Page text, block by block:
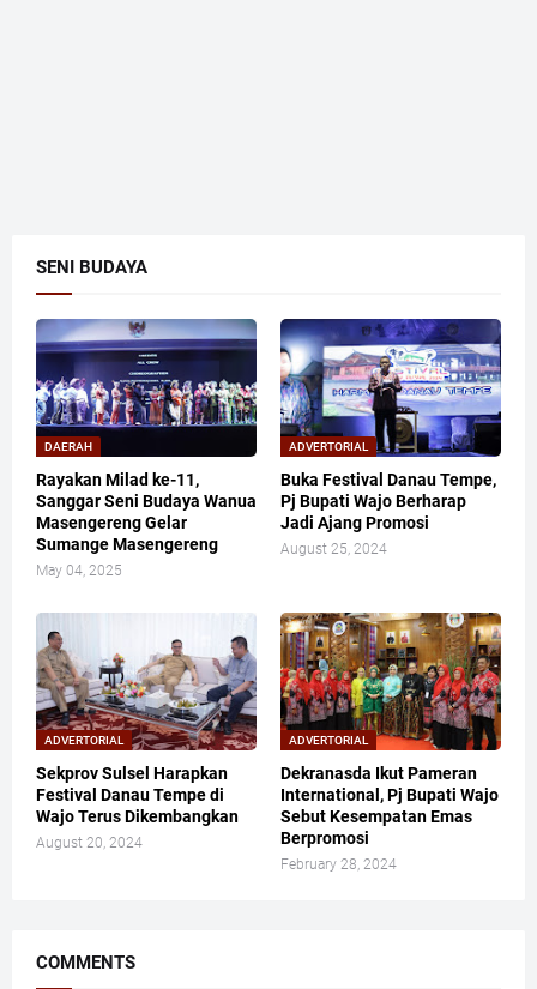
SENI BUDAYA
DAERAH
Rayakan Milad ke-11,
Sanggar Seni Budaya Wanua
Masengereng Gelar
Sumange Masengereng
May 04, 2025
ADVERTORIAL
Buka Festival Danau Tempe,
Pj Bupati Wajo Berharap
Jadi Ajang Promosi
August 25, 2024
ADVERTORIAL
Sekprov Sulsel Harapkan
Festival Danau Tempe di
Wajo Terus Dikembangkan
August 20, 2024
ADVERTORIAL
Dekranasda Ikut Pameran
International, Pj Bupati Wajo
Sebut Kesempatan Emas
Berpromosi
February 28, 2024
COMMENTS